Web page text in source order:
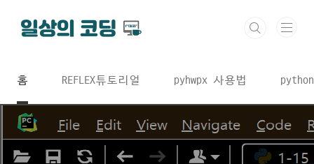
홈 REFLEX튜토리얼 pyhwpx 사용법